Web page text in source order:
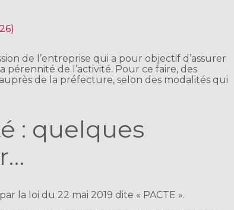
de l’entreprise qui a pour objectif d’assurer
pérennité de l’activité. Pour ce faire, des
de la préfecture, selon des modalités qui
: quelques
la loi du 22 mai 2019 dite « PACTE ».